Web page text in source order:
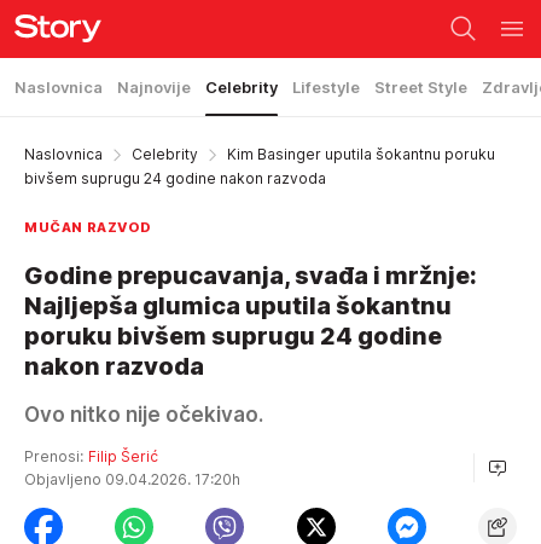
Naslovnica Najnovije Celebrity Lifestyle Street Style
Naslovnica Celebrity
Kim Basinger uputila šokantnu poruku
bivšem suprugu 24 godine nakon razvoda
MUČAN RAZVOD
Godine prepucavanja, svađa i mržnje:
Najljepša glumica uputila šokantnu
poruku bivšem suprugu 24 godine
nakon razvoda
Ovo nitko nije očekivao.
Prenosi: Filip Šerić
Objavljeno 09.04.2026. 17:20h